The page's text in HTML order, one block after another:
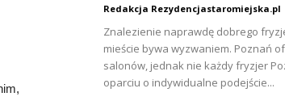
Redakcja Rezydencjastaromiejska.pl
Znalezienie naprawdę dobrego
mieście bywa wyzwaniem. Poznań
salonów, jednak nie każdy fryzjer
oparciu o indywidualne podejście...